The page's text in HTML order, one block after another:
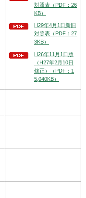
対照表（PDF：26
KB）
H29年4月1日新旧
対照表（PDF：27
3KB）
H26年11月1日版
（H27年2月10日
修正）（PDF：1
5,040KB）